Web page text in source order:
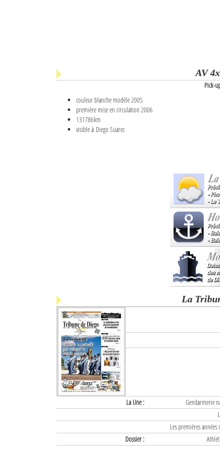
AV
Pick-
couleur blanche modèle 2005
première mise en circulation 2006
131786km
visible à Diego Suarez
La
La Une :
Gendarmerie
Les premières
Dossier :